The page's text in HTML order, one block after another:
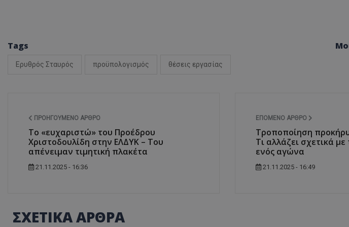
Tags
Ερυθρός Σταυρός προϋπολογισμός θέσεις εργασίας
ΠΡΟΗΓΟΎΜΕΝΟ ΆΡΘΡΟ
Το «ευχαριστώ» του Προέδρου
Χριστοδουλίδη στην ΕΛΔΥΚ – Του
απένειμαν τιμητική πλακέτα
21.11.2025 - 16:36
ΕΠΌΜΕΝΟ ΆΡΘΡΟ
Τροποποίηση
Τι αλλάζει σχετικά
ενός αγώνα
21.11.2025 - 16:49
ΣΧΕΤΙΚΑ ΑΡΘΡΑ
Cloudflare Inc.